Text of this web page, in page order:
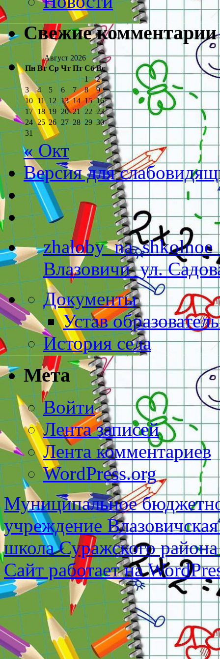
Свежие комментарии
Август 2026
Пн Вт Ср Чт Пт Сб Вс
1
2
3
4 5 6 7 8
9
10 11 12 13 14 15 16
17 18 19 20 21 22 23
24 25 26 27 28 29 30
31
« Окт
Версия для
Влазовичи_ул.
Документы
Устав
История села
Мета
Войти
Лента записей
Лента комментариев
WordPress.org
Муниципальное
учреждение
школа Суражского
Сайт работает на